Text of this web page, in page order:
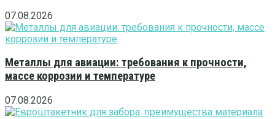
07.08.2026
Металлы для авиации: требования к прочности,
массе коррозии и температуре
07.08.2026